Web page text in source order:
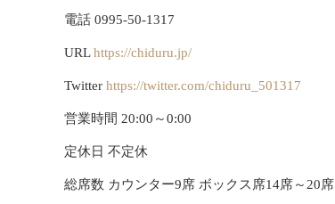
電話 0995-50-1317
URLhttps://chiduru.jp/
Twitter https://twitter.com/chiduru_501317
営業時間 20:00～0:00
定休日 不定休
総席数 カウンター9席 ボックス席14席～20席